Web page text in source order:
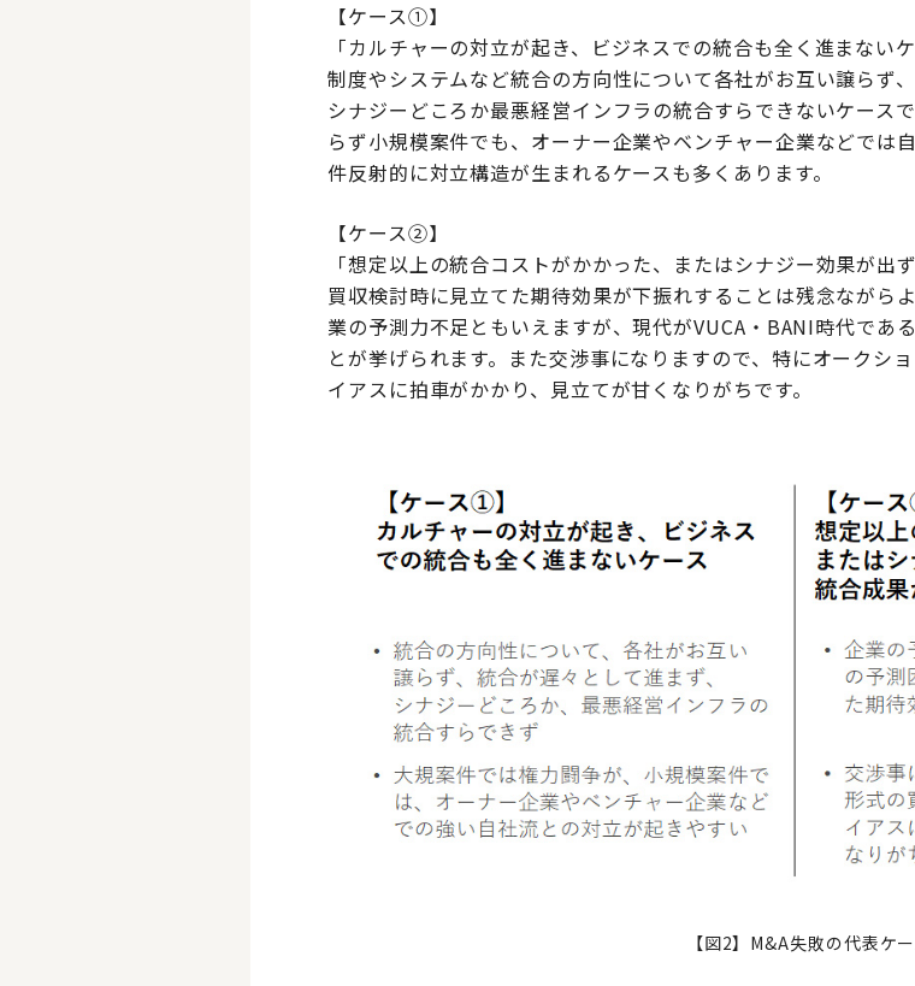
【ケース①】
「カルチャーの対立が起き、ビジネスでの統合も全く進まないケ
制度やシステムなど統合の方向性について各社がお互い譲らず
シナジーどころか最悪経営インフラの統合すらできないケース
らず小規模案件でも、オーナー企業やベンチャー企業などでは
件反射的に対立構造が生まれるケースも多くあります。
【ケース②】
「想定以上の統合コストがかかった、またはシナジー効果が出
買収検討時に見立てた期待効果が下振れすることは残念ながら
業の予測力不足ともいえますが、現代がVUCA・BANI時代であ
とが挙げられます。また交渉事になりますので、特にオークシ
イアスに拍車がかかり、見立てが甘くなりがちです。
【図2】M&A失敗の代表ケ